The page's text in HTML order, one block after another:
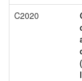
C2020